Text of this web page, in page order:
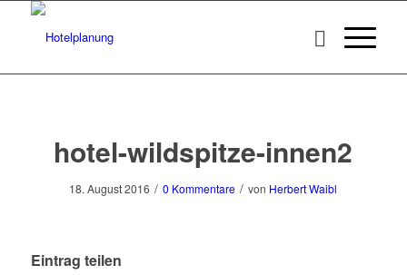
hotel-wildspitze-innen2
18. August 2016 / 0 Kommentare / von Herbert Waibl
Eintrag teilen